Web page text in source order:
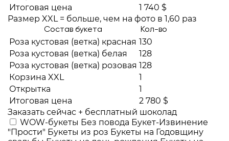
Итоговая цена
1 740 $
Размер XXL = больше, чем на фото в 1,60 раз
Состав букета Кол-во
Роза кустовая (ветка) красная 130
Роза кустовая (ветка) белая
128
Роза кустовая (ветка) розовая 128
Корзина XXL
1
Открытка
1
Итоговая цена
2 780 $
Заказать сейчас + бесплатный шоколад
WOW-букеты Без повода Букет-Извинение
"Прости" Букеты из роз Букеты на Годовщину